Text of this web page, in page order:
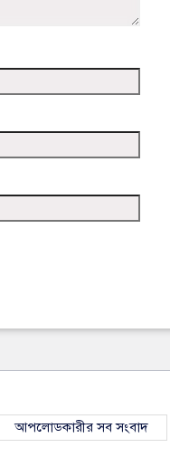
আপলোডকারীর সব সংবাদ